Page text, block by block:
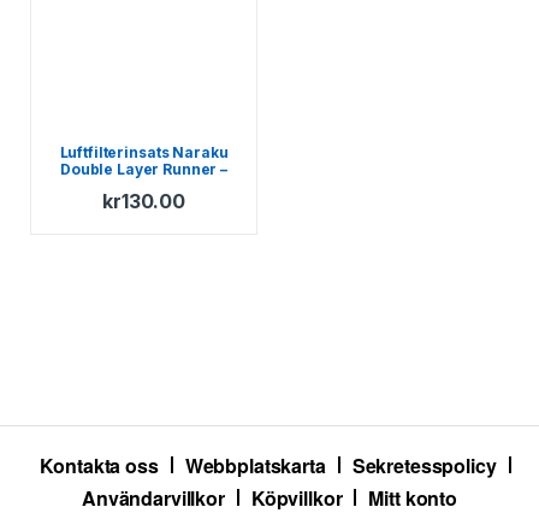
Luftfilterinsats Naraku
Double Layer Runner –
Stalker
kr130.00
Kontakta oss Webbplatskarta
Sekretesspolicy
Användarvillkor
Köpvillkor Mitt konto